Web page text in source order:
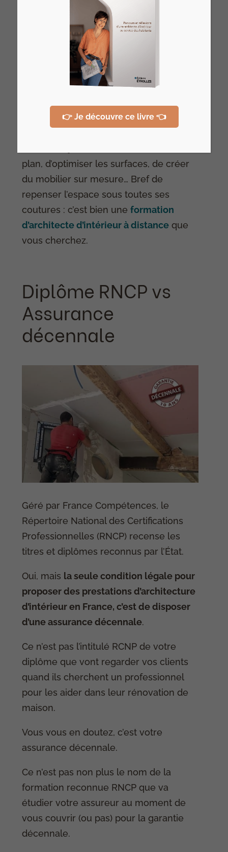
plan, d’optimiser les surfaces, de créer
du mobilier sur mesure… Bref de
repenser l’espace sous toutes ses
coutures : c’est bien uneformation
d’architecte d’intérieur à distance que
vous cherchez.
Diplôme RNCP vs
Assurance
décennale
Géré par France Compétences, le
Répertoire National des Certifications
Professionnelles (RNCP) recense les
titres et diplômes reconnus par l’État.
Oui, mais la seule condition légale pour
proposer des prestations d’architecture
d’intérieur en France, c’est de disposer
d’une assurance décennale.
Ce n’est pas l’intitulé RCNP de votre
diplôme que vont regarder vos clients
quand ils cherchent un professionnel
pour les aider dans leur rénovation de
maison.
Vous vous en doutez, c’est votre
assurance décennale.
Ce n’est pas non plus le nom de la
formation reconnue RNCP que va
étudier votre assureur au moment de
vous couvrir (ou pas) pour la garantie
décennale.
👉 Je découvre ce livre 👈